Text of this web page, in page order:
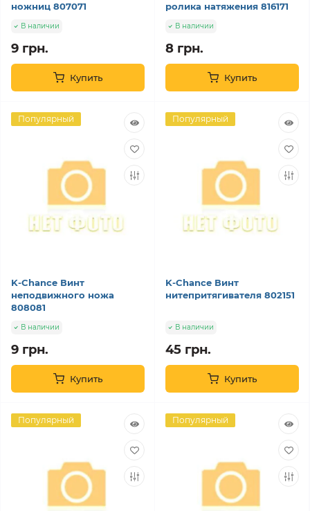
ножниц 807071
В наличии
9 грн.
Купить
ролика натяжения 816171
В наличии
8 грн.
Купить
Популярный
K-Chance Винт
неподвижного ножа
808081
В наличии
9 грн.
Купить
Популярный
K-Chance Винт
нитепритягивателя 802151
В наличии
45 грн.
Купить
Популярный Популярный